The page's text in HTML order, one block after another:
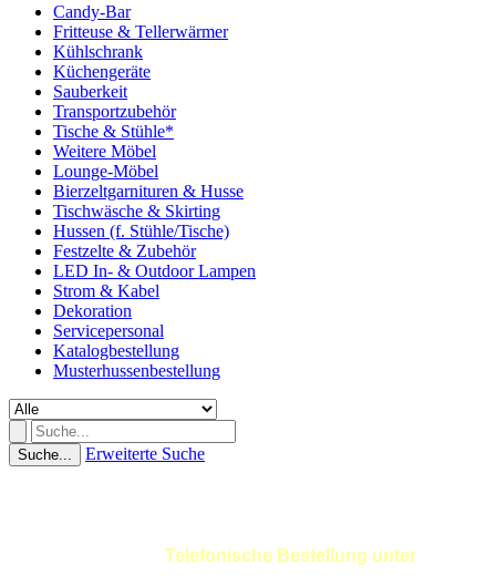
Candy-Bar
Fritteuse & Tellerwärmer
Kühlschrank
Küchengeräte
Sauberkeit
Transportzubehör
Tische & Stühle*
Weitere Möbel
Lounge-Möbel
Bierzeltgarnituren & Husse
Tischwäsche & Skirting
Hussen (f. Stühle/Tische)
Festzelte & Zubehör
LED In- & Outdoor Lampen
Strom & Kabel
Dekoration
Servicepersonal
Katalogbestellung
Musterhussenbestellung
Suche... Erweiterte Suche
Telefonische Bestellung unter